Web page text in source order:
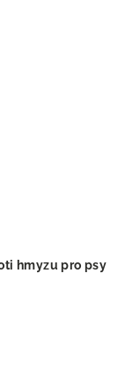
hmyzu pro psy